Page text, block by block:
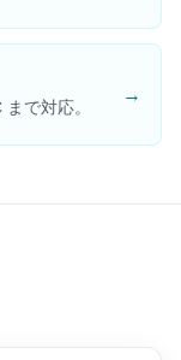
で対応。
→